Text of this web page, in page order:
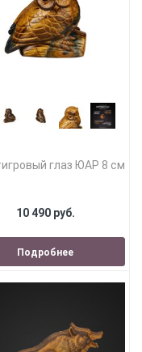
глаз ЮАР 8 см
10 490 руб.
Подробнее